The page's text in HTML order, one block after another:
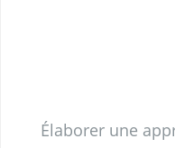
Élaborer une